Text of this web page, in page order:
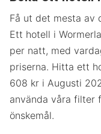
Få ut det mesta av
Ett hotell i
per natt, med
priserna. Hitta ett
608 kr i Augusti
använda våra filter
önskemål.